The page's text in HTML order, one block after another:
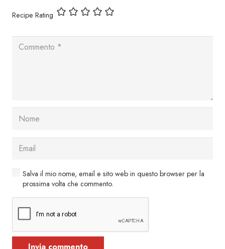
Recipe Rating
Salva il mio nome, email e sito web in questo browser per la
prossima volta che commento.